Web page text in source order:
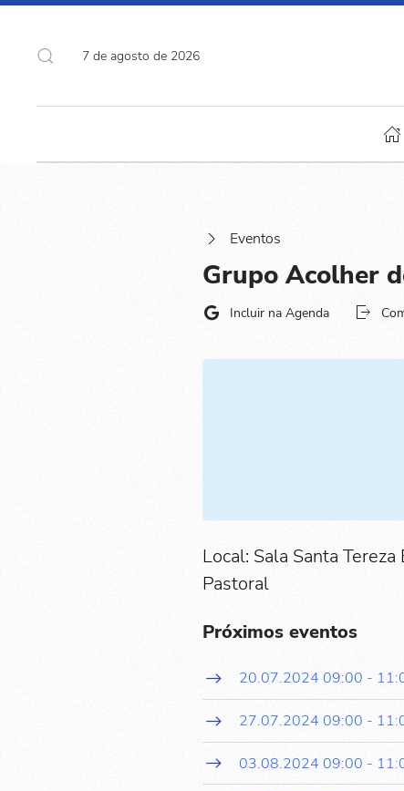
7 de agosto de 2026
Eventos
Grupo Acolher
Incluir na Agenda
Local: Sala Santa
Pastoral
Próximos eventos
20.07.2024 09:00 -
27.07.2024 09:00 -
03.08.2024 09:00 -